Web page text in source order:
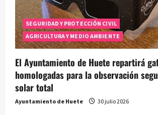
SEGURIDAD Y PROTECCIÓN CIVIL
AGRICULTURA Y MEDIO AMBIENTE
El Ayuntamiento de Huete repartirá
homologadas para la observación
solar total
Ayuntamiento de Huete 30 julio 2026